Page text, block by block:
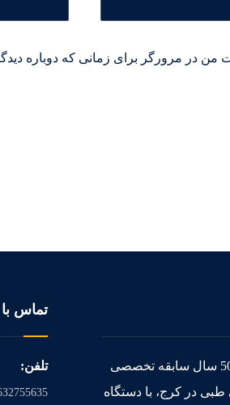
من در مرورگر برای زمانی که دوباره
کلینیک ارتوپدی فنی البرز با 50 سال سابقه تخصصی
در کرج، با دستگاه
تماس با
تلفن: